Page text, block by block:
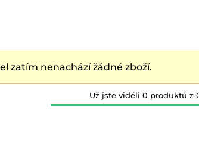
zatím nenachází žádné zboží.
Už jste viděli 0 produktů z